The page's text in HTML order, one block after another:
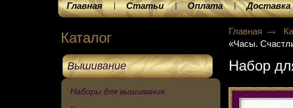
Главная Статьи Оплата Доставка
Каталог
Вышивание
Наборы для вышивания
Главная
«Часы.
Набор